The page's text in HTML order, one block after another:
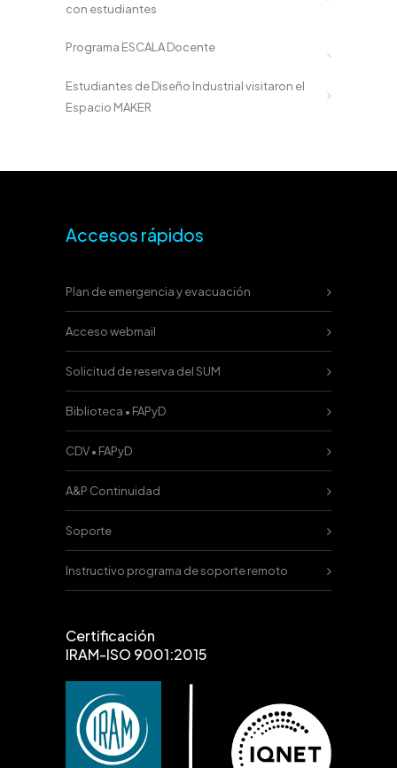
con estudiantes
Programa ESCALA Docente
Estudiantes de Diseño Industrial visitaron el
Espacio MAKER
Accesos rápidos
Plan de emergencia y evacuación
Acceso webmail
Solicitud de reserva del SUM
Biblioteca • FAPyD
CDV • FAPyD
A&P Continuidad
Soporte
Instructivo programa de soporte remoto
Certificación
IRAM-ISO 9001:2015